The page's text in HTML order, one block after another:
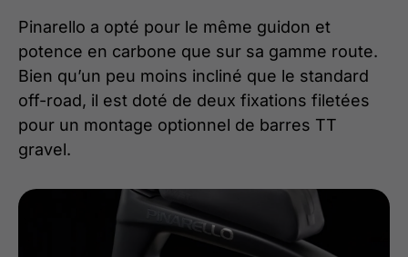
Pinarello a opté pour le même guidon et
potence en carbone que sur sa gamme route.
Bien qu’un peu moins incliné que le standard
off-road, il est doté de deux fixations filetées
pour un montage optionnel de barres TT
gravel.